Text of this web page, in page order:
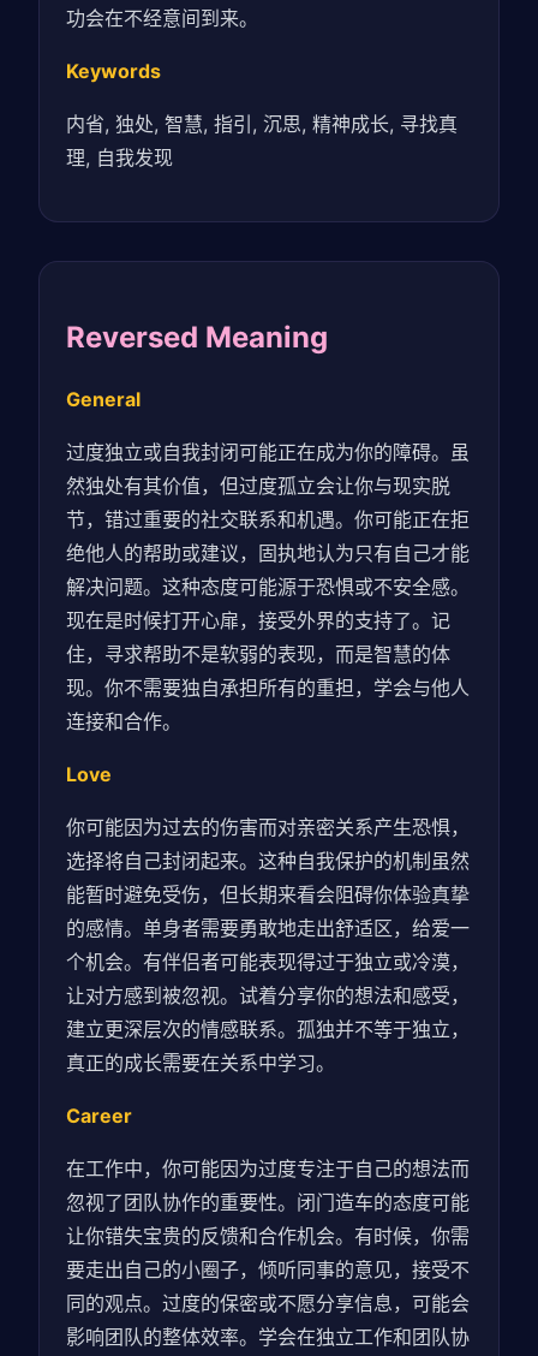
功会在不经意间到来。
Keywords
内省, 独处, 智慧, 指引, 沉思, 精神成长, 寻找真
理, 自我发现
Reversed Meaning
General
过度独立或自我封闭可能正在成为你的障碍。虽
然独处有其价值，但过度孤立会让你与现实脱
节，错过重要的社交联系和机遇。你可能正在拒
绝他人的帮助或建议，固执地认为只有自己才能
解决问题。这种态度可能源于恐惧或不安全感。
现在是时候打开心扉，接受外界的支持了。记
住，寻求帮助不是软弱的表现，而是智慧的体
现。你不需要独自承担所有的重担，学会与他人
连接和合作。
Love
你可能因为过去的伤害而对亲密关系产生恐惧，
选择将自己封闭起来。这种自我保护的机制虽然
能暂时避免受伤，但长期来看会阻碍你体验真挚
的感情。单身者需要勇敢地走出舒适区，给爱一
个机会。有伴侣者可能表现得过于独立或冷漠，
让对方感到被忽视。试着分享你的想法和感受，
建立更深层次的情感联系。孤独并不等于独立，
真正的成长需要在关系中学习。
Career
在工作中，你可能因为过度专注于自己的想法而
忽视了团队协作的重要性。闭门造车的态度可能
让你错失宝贵的反馈和合作机会。有时候，你需
要走出自己的小圈子，倾听同事的意见，接受不
同的观点。过度的保密或不愿分享信息，可能会
影响团队的整体效率。学会在独立工作和团队协